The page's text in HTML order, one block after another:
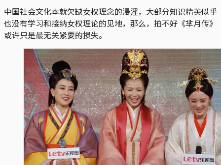
中国社会文化本就欠缺女权理念的浸淫，大部分知识精英似乎
也没有学习和接纳女权理论的见地，那么，拍不好《芈月传》
或许只是最无关紧要的损失。